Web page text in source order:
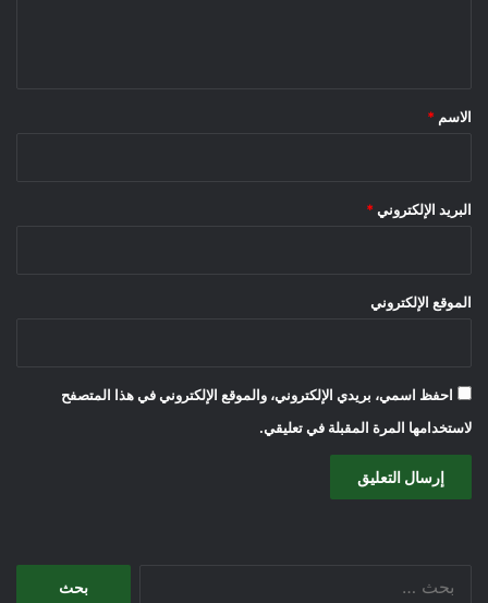
*
الاسم *
البريد الإلكتروني *
الموقع الإلكتروني
احفظ اسمي، بريدي الإلكتروني، والموقع الإلكتروني في هذا المتصفح
لاستخدامها المرة المقبلة في تعليقي.